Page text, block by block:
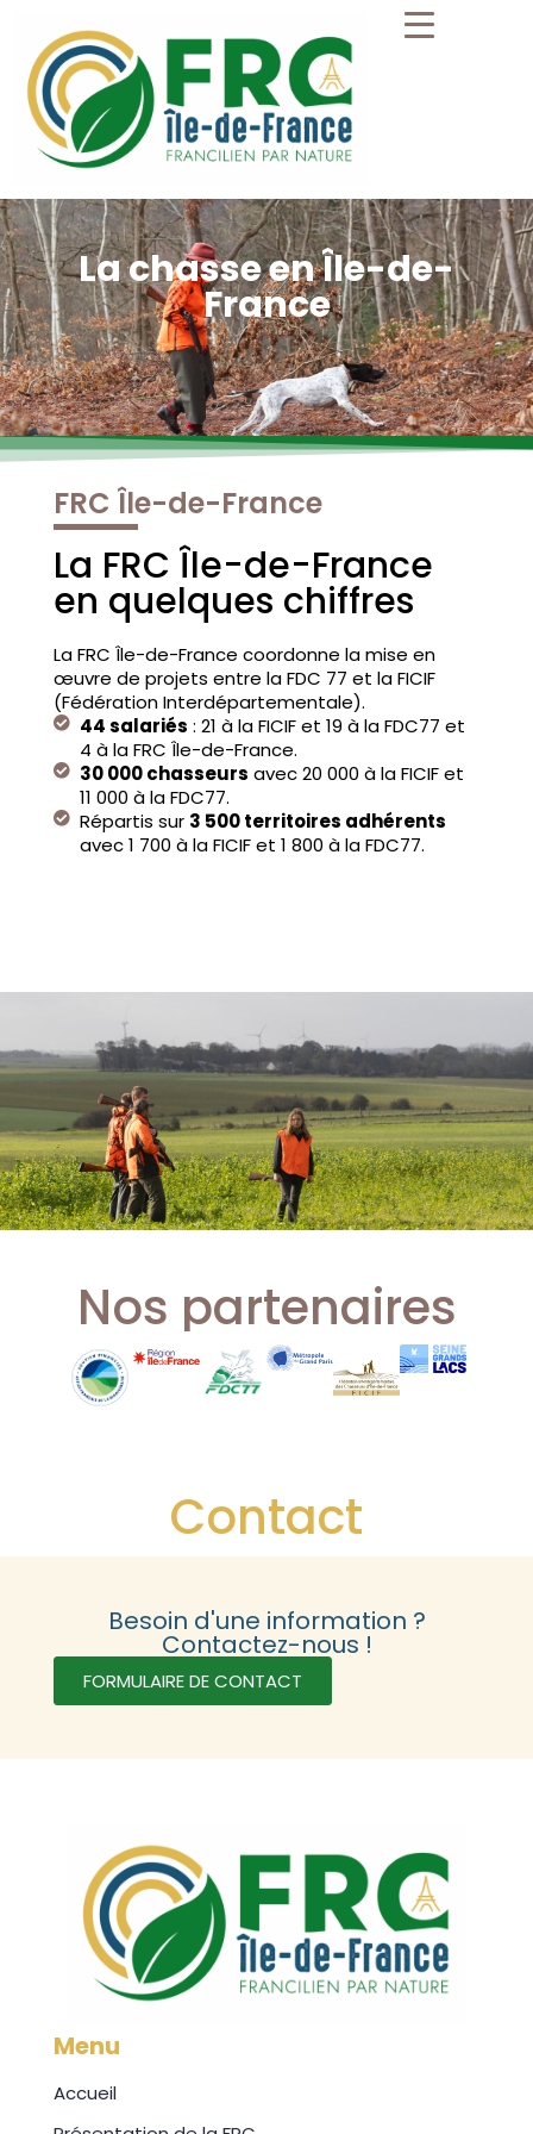
La chasse en Île-de-
France
FRC Île-de-France
La FRC Île-de-France
en quelques chiffres
La FRC Île-de-France coordonne la mise en
œuvre de projets entre la FDC 77 et la FICIF
(Fédération Interdépartementale).
44 salariés : 21 à la FICIF et 19 à la FDC77 et
4 à la FRC Île-de-France.
30 000 chasseurs avec 20 000 à la FICIF et
11 000 à la FDC77.
Répartis sur 3 500 territoires adhérents
avec 1 700 à la FICIF et 1 800 à la FDC77.
Nos partenaires
Contact
Besoin d'une information ?
Contactez-nous !
FORMULAIRE DE CONTACT
Menu
Accueil